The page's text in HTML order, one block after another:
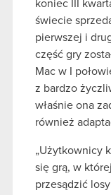
koniec III
świecie
pierwszej i
część gry
Mac w I
z bardzo
właśnie ona
również
„Użytkownicy
się grą, w
przesądzić